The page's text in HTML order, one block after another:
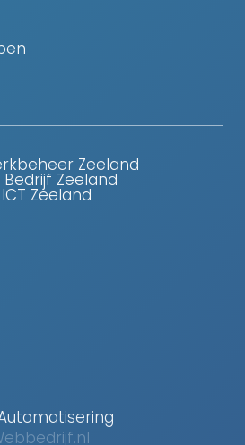
ICT Zeeland
Bedrijf Zeeland
Zeeland